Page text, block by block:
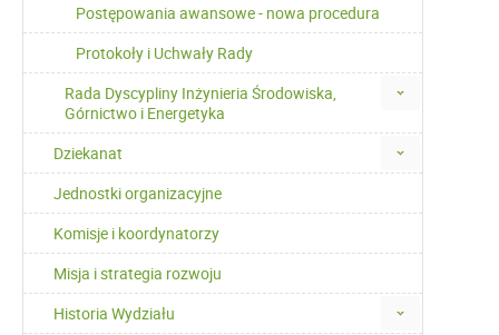
Postępowania awansowe - nowa procedura
Protokoły i Uchwały Rady
Rada Dyscypliny Inżynieria Środowiska,
Górnictwo i Energetyka
Dziekanat
Jednostki organizacyjne
Komisje i koordynatorzy
Misja i strategia rozwoju
Historia Wydziału